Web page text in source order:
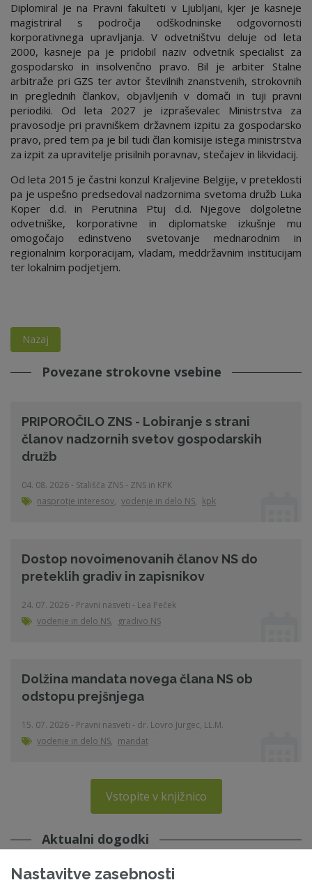
Diplomiral je na Pravni fakulteti v Ljubljani, kjer je kasneje
magistriral s področja odškodninske odgovornosti
korporativnega upravljanja. V odvetništvu deluje od leta
2000, kasneje pa je pridobil naziv odvetnik specialist za
gospodarsko in insolvenčno pravo. Bil je arbiter Stalne
arbitraže pri GZS ter avtor številnih znanstvenih, strokovnih
in preglednih člankov, objavljenih v domači in tuji pravni
periodiki. Od leta 2027 je izpraševalec Ministrstva za
pravosodje pri pravniškem državnem izpitu za gospodarsko
pravo, pred tem pa je bil tudi član komisije istega ministrstva
za izpit za upravitelje prisilnih poravnav, stečajev in likvidacij.
Od leta 2015 je častni konzul Kraljevine Belgije, v preteklosti
pa je uspešno predsedoval nadzornima svetoma družb Luka
Koper d.d. in Perutnina Ptuj d.d. Njegove dolgoletne
odvetniške, korporativne in diplomatske izkušnje mu
omogočajo edinstveno svetovanje mednarodnim in
regionalnim korporacijam, vladam, meddržavnim institucijam
ter lokalnim podjetjem.
Nazaj
Povezane strokovne vsebine
PRIPOROČILO ZNS - Lobiranje s strani
članov nadzornih svetov gospodarskih
družb
04. 08. 2026 - Stališča ZNS - ZNS in KPK
nasprotje interesov, vodenje in delo NS, kpk
Dostop novoimenovanih članov NS do
preteklih gradiv in zapisnikov
24. 07. 2026 - Pravni nasveti - Lea Peček
vodenje in delo NS, gradivo NS
Dolžina mandata novega člana NS ob
odstopu prejšnjega
15. 07. 2026 - Pravni nasveti - dr. Lovro Jurgec, LL.M.
vodenje in delo NS, mandat
Vstopite v knjižnico
Aktualni dogodki
Nastavitve zasebnosti